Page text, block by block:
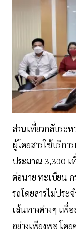
ส่วนเที่ยวกลับระห
ผู้โดยสารใช้บริกา
ประมาณ 3,300 เ
ต่อนาย ทะเบียน
รถโดยสารไม่ประ
เส้นทางต่างๆ เพื่
อย่างเพียงพอ โด